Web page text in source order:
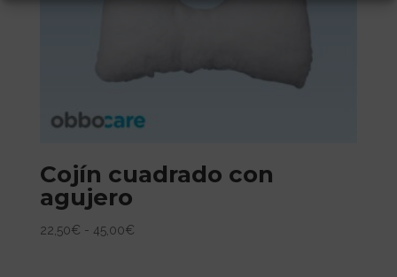
Cojín cuadrado con
agujero
22,50€ - 45,00€Rango